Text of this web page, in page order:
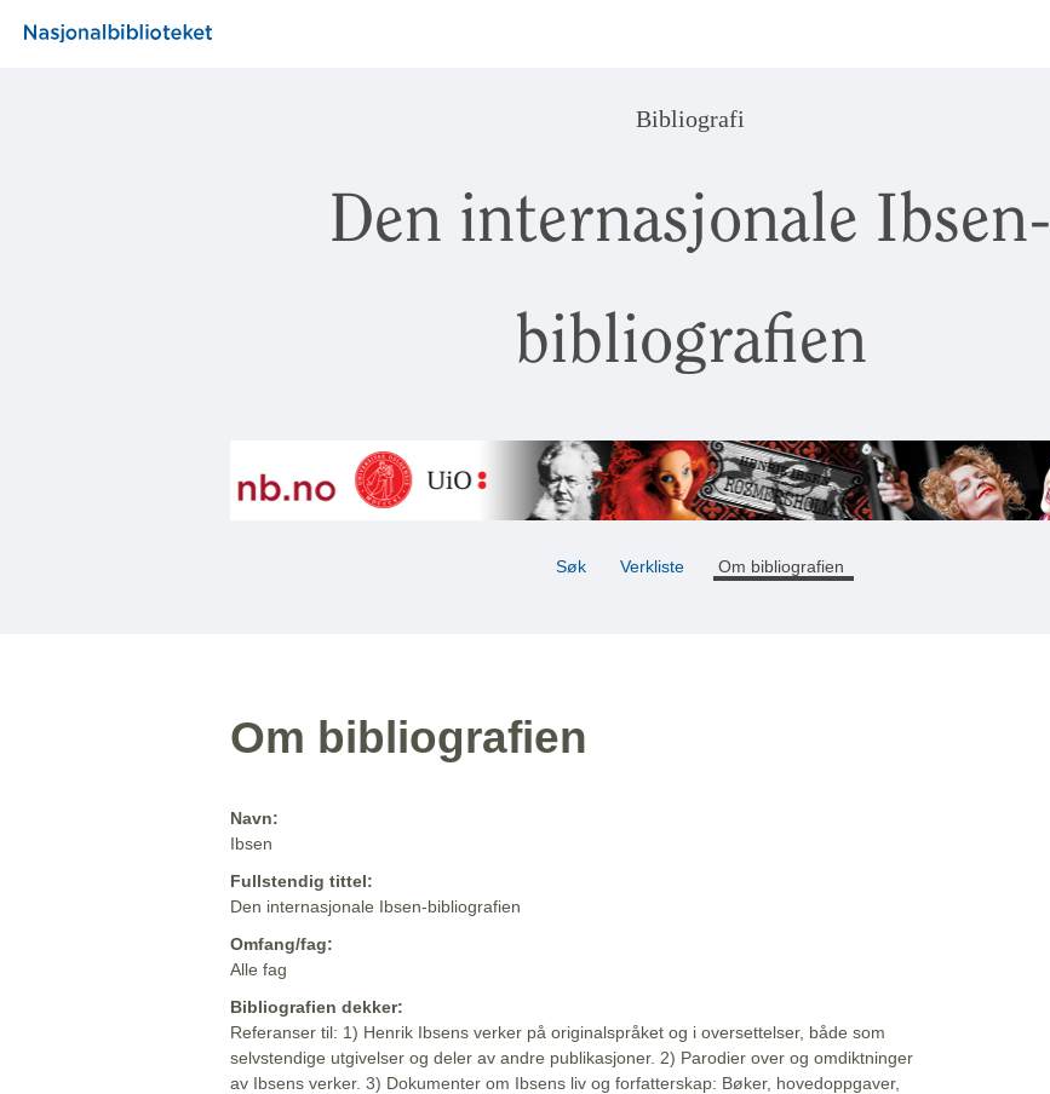
Bibliografi
Den internasjonale Ibsen-
bibliografien
Søk Verkliste Om bibliografien
Om bibliografien
Navn:
Ibsen
Fullstendig tittel:
Den internasjonale Ibsen-bibliografien
Omfang/fag:
Alle fag
Bibliografien dekker:
Referanser til: 1) Henrik Ibsens verker på originalspråket og i oversettelser, både som
selvstendige utgivelser og deler av andre publikasjoner. 2) Parodier over og omdiktninger
av Ibsens verker. 3) Dokumenter om Ibsens liv og forfatterskap: Bøker, hovedoppgaver,